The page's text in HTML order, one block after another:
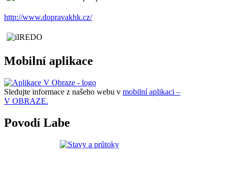
http://www.dopravakhk.cz/
Mobilní aplikace
Sledujte informace z našeho webu v mobilní aplikaci –
V OBRAZE.
Povodí Labe